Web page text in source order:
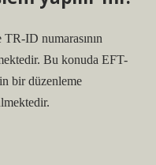
ID numarasının
Bu konuda EFT-
bir düzenleme